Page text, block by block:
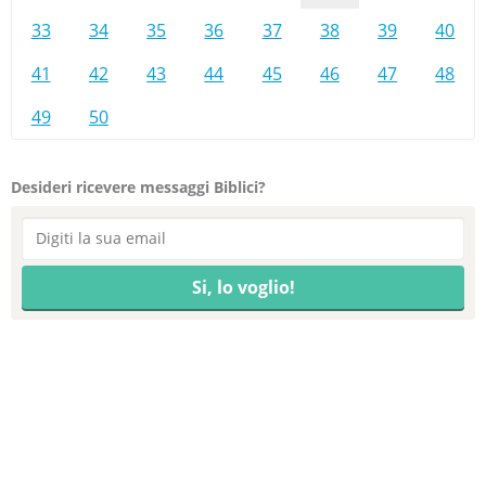
33
34 35 36 37 38 39
40
41
42 43 44 45 46 47
48
49
50
Desideri ricevere messaggi Biblici?